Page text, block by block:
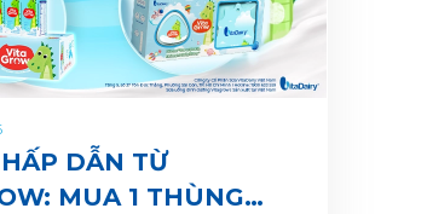
DẪN TỪ
MUA 1 THÙNG